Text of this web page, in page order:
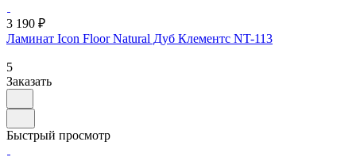
3 190 ₽
Ламинат Icon Floor Natural Дуб Клементс NT-113
5
Заказать
Быстрый просмотр